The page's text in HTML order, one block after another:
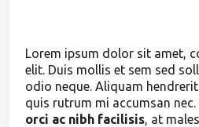
Lorem ipsum dolor sit amet,
elit. Duis mollis et sem sed
odio neque. Aliquam
quis rutrum mi accumsan nec.
orci ac nibh facilisis, at